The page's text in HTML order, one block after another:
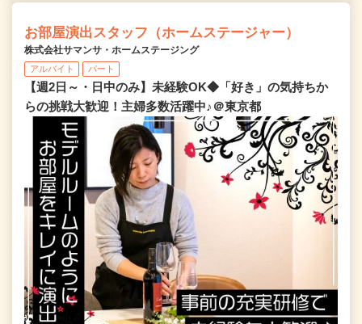
お部屋演出スタッフ（ホームステージャー）
株式会社サマンサ・ホームステージング
アルバイト パート
【週2日～・日中のみ】未経験OK◆「好き」の気持ちか
らの挑戦大歓迎！主婦多数活躍中♪＠東京都